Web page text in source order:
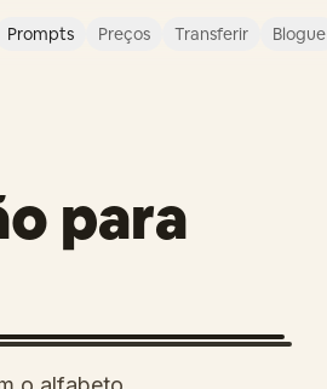
Prompts Preços Transferir Blogue
para